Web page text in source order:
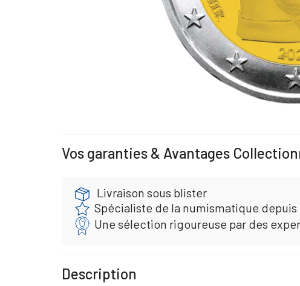
Vos garanties & Avantages
Livraison sous blister
Spécialiste de la numismatique depuis
Une sélection rigoureuse par des
Description